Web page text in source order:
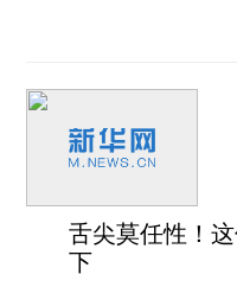
舌尖莫任性！
下